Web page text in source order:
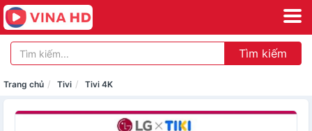
Tìm kiếm
Trang chủ Tivi Tivi 4K